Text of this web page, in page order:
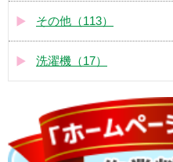
その他（113）
洗濯機（17）